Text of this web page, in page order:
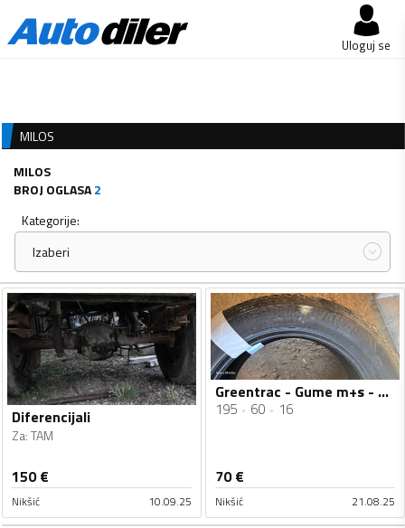
Uloguj se
MILOS
MILOS
BROJ OGLASA2
Kategorije:
Izaberi
Diferencijali
Za:TAM
150€
Nikšić 10.09.25
Greentrac - Gume m+s - Univerzalna guma
195 60 16
70€
Nikšić 21.08.25